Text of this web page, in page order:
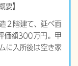
要】
２階建て、延べ面
価額300万円。甲
に入所後は空き家